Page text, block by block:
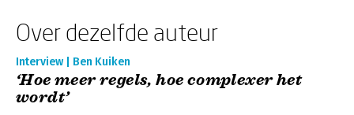
Over dezelfde auteur
Interview | Ben Kuiken
‘Hoe meer regels, hoe complexer het
wordt’